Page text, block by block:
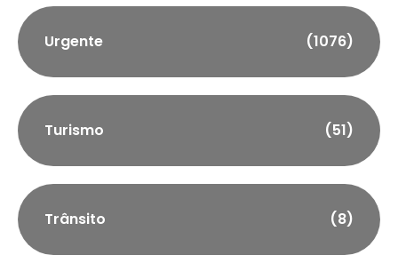
Urgente (1076)
Turismo (51)
Trânsito (8)